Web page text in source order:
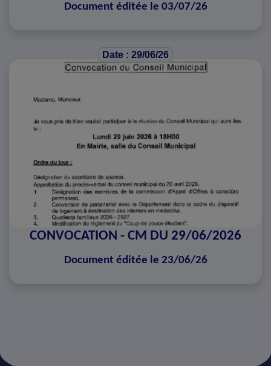
Document éditée le 03/07/26
Date : 29/06/26
CONVOCATION - CM DU 29/06/2026
Document éditée le 23/06/26